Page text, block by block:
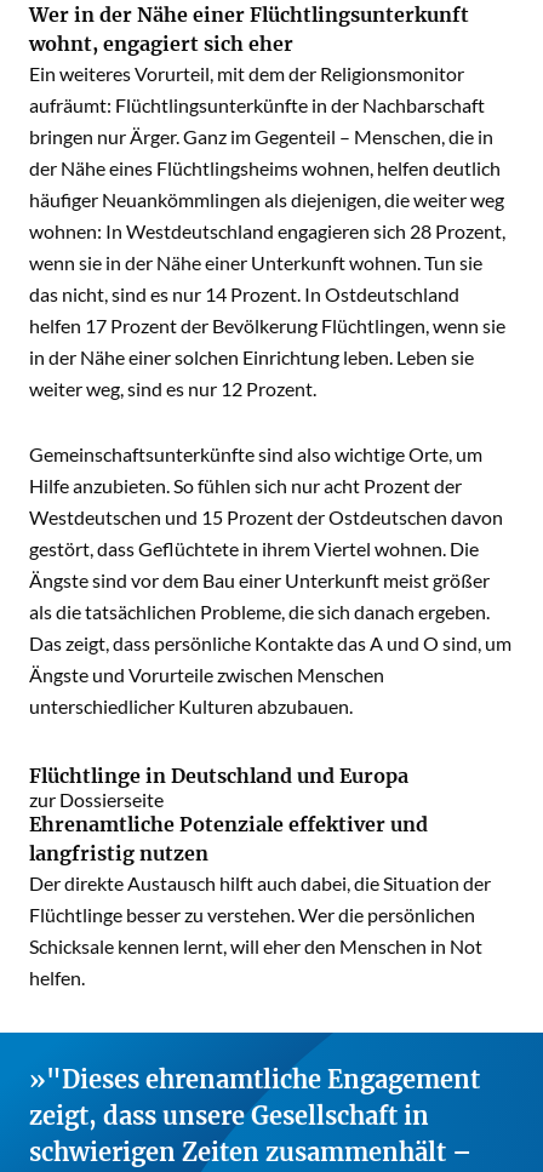
Wer in der Nähe einer Flüchtlingsunterkunft
wohnt, engagiert sich eher
Ein weiteres Vorurteil, mit dem der Religionsmonitor
aufräumt: Flüchtlingsunterkünfte in der Nachbarschaft
bringen nur Ärger. Ganz im Gegenteil – Menschen, die in
der Nähe eines Flüchtlingsheims wohnen, helfen deutlich
häufiger Neuankömmlingen als diejenigen, die weiter weg
wohnen: In Westdeutschland engagieren sich 28 Prozent,
wenn sie in der Nähe einer Unterkunft wohnen. Tun sie
das nicht, sind es nur 14 Prozent. In Ostdeutschland
helfen 17 Prozent der Bevölkerung Flüchtlingen, wenn sie
in der Nähe einer solchen Einrichtung leben. Leben sie
weiter weg, sind es nur 12 Prozent.
Gemeinschaftsunterkünfte sind also wichtige Orte, um
Hilfe anzubieten. So fühlen sich nur acht Prozent der
Westdeutschen und 15 Prozent der Ostdeutschen davon
gestört, dass Geflüchtete in ihrem Viertel wohnen. Die
Ängste sind vor dem Bau einer Unterkunft meist größer
als die tatsächlichen Probleme, die sich danach ergeben.
Das zeigt, dass persönliche Kontakte das A und O sind, um
Ängste und Vorurteile zwischen Menschen
unterschiedlicher Kulturen abzubauen.
Flüchtlinge in Deutschland und Europa
zur Dossierseite
Ehrenamtliche Potenziale effektiver und
langfristig nutzen
Der direkte Austausch hilft auch dabei, die Situation der
Flüchtlinge besser zu verstehen. Wer die persönlichen
Schicksale kennen lernt, will eher den Menschen in Not
helfen.
"Dieses ehrenamtliche Engagement
zeigt, dass unsere Gesellschaft in
schwierigen Zeiten zusammenhält –